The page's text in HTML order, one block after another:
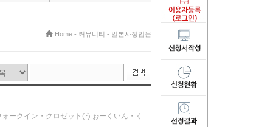
Home - 커뮤니티 - 일본사정입문
ークイン・クロゼット(うぉーくいん・く